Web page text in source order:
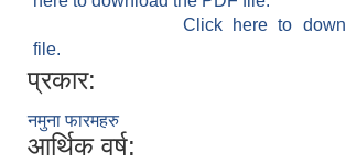
Click here to
file.
प्रकार:
नमुना फारमहरु
आर्थिक वर्ष: